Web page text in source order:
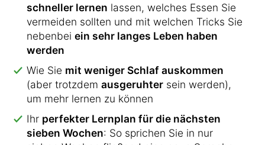
schneller lernen lassen, welches Essen Sie
vermeiden sollten und mit welchen Tricks Sie
nebenbei ein sehr langes Leben haben
werden
Wie Sie mit weniger Schlaf auskommen
(aber trotzdem ausgeruhter sein werden),
um mehr lernen zu können
Ihr perfekter Lernplan für die nächsten
sieben Wochen: So sprichen Sie in nur